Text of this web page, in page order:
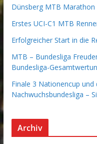
Dünsberg MTB Marathon
Erstes UCI-C1 MTB
Erfolgreicher Start in die
MTB – Bundesliga
Bundesliga-
Finale 3 Nationencup und
Nachwuchsbundesliga –
Archiv